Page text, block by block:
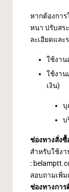
หากต้องกา
หนา ปรับสร
ละเอียดและ
ใช้งาน
ใช้งา
เงิน)
บุ
บ
ช่องทางสั่ง
สำหรับใช้ง
:
สอบถามเพิ่
ช่องทางกา